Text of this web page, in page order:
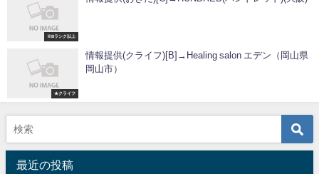
※Bランク以上
★クライフ
情報提供(クライフ)[B]→Healing salon エデン（岡山県
岡山市）
最近の投稿